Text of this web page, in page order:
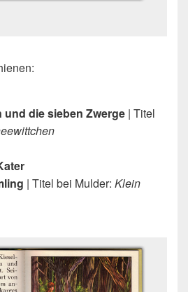
die sieben Zwerge | Titel
| Titel bei Mulder: Klein